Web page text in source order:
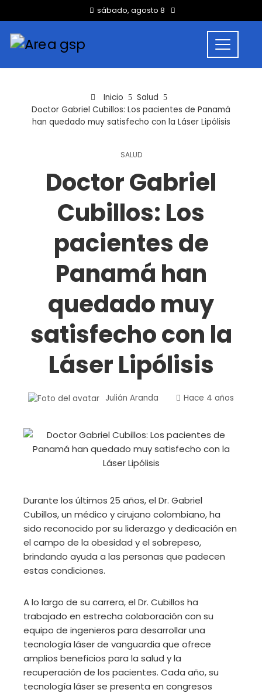
sábado, agosto 8
Inicio
Salud
Doctor Gabriel Cubillos: Los pacientes de Panamá
han quedado muy satisfecho con la Láser Lipólisis
SALUD
Doctor Gabriel
Cubillos: Los
pacientes de
Panamá han
quedado muy
satisfecho con la
Láser Lipólisis
Julián Aranda Hace 4 años
Durante los últimos 25 años, el Dr. Gabriel
Cubillos, un médico y cirujano colombiano, ha
sido reconocido por su liderazgo y dedicación en
el campo de la obesidad y el sobrepeso,
brindando ayuda a las personas que padecen
estas condiciones.
A lo largo de su carrera, el Dr. Cubillos ha
trabajado en estrecha colaboración con su
equipo de ingenieros para desarrollar una
tecnología láser de vanguardia que ofrece
amplios beneficios para la salud y la
recuperación de los pacientes. Cada año, su
tecnología láser se presenta en congresos